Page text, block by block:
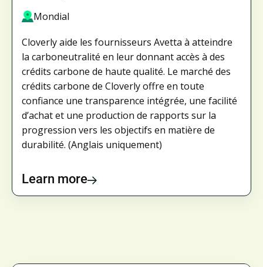
Mondial
Cloverly aide les fournisseurs Avetta à atteindre
la carboneutralité en leur donnant accès à des
crédits carbone de haute qualité. Le marché des
crédits carbone de Cloverly offre en toute
confiance une transparence intégrée, une facilité
d’achat et une production de rapports sur la
progression vers les objectifs en matière de
durabilité. (Anglais uniquement)
Learn more